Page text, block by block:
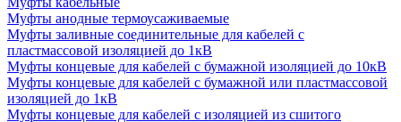
Муфты анодные термоусаживаемые
Муфты заливные соединительные для кабелей с
пластмассовой изоляцией до 1кВ
Муфты концевые для кабелей с бумажной изоляцией до 10кВ
Муфты концевые для кабелей с бумажной или пластмассовой
изоляцией до 1кВ
Муфты концевые для кабелей с изоляцией из сшитого